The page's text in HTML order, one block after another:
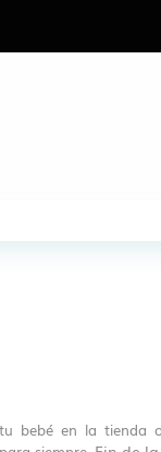
bebé en la tienda